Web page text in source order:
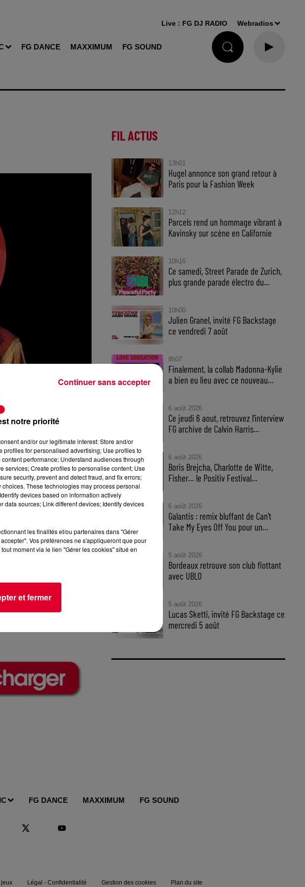
FG DANCE MAXXIMUM FG SOUND
Live : FG DJ RADIO Webradios
:@facebook.com/empireofthesun
FIL ACTUS
13h01
Hugel annonce son grand retour à
Paris pour la Fashion Week
12h12
Parcels rend un hommage vibrant à
Kavinsky sur scène en Californie
10h16
Ce samedi, Street Parade de Zurich,
plus grande parade électro du...
10h00
Julien Granel, invité FG Backstage
ce vendredi 7 août
8h07
Finalement, la collab Madonna-Kylie
a bien eu lieu avec ce nouveau...
6 août 2026
Ce jeudi 6 aout, retrouvez l'interview
FG archive de Calvin Harris...
6 août 2026
Boris Brejcha, Charlotte de Witte,
Fisher… le Positiv Festival...
6 août 2026
Galantis : remix bluffant de Can’t
Take My Eyes Off You pour un...
5 août 2026
Bordeaux retrouve son club flottant
avec UBLO
5 août 2026
Lucas Sketti, invité FG Backstage ce
mercredi 5 août
FG DANCE MAXXIMUM FG SOUND
jeux Légal - Confidentialité Gestion des cookies Plan du site
notre priorité
and/or our legitimate interest: Store and/or
for personalised advertising; Use profiles to
performance; Understand audiences through
services; Create profiles to personalise content; Use
security, prevent and detect fraud, and fix errors;
These technologies may process personal
devices based on information actively
sources; Link different devices; Identify devices
les finalités et/ou partenaires dans "Gérer
Vos préférences ne s'appliqueront que pour
moment via le lien "Gérer les cookies" situé en
et fermer
Continuer sans accepter